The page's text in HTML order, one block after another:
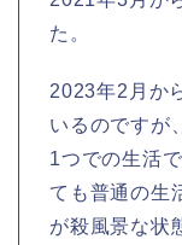
た。
2023年2月か
いるのですが
1つでの生活
ても普通の生
が殺風景な状